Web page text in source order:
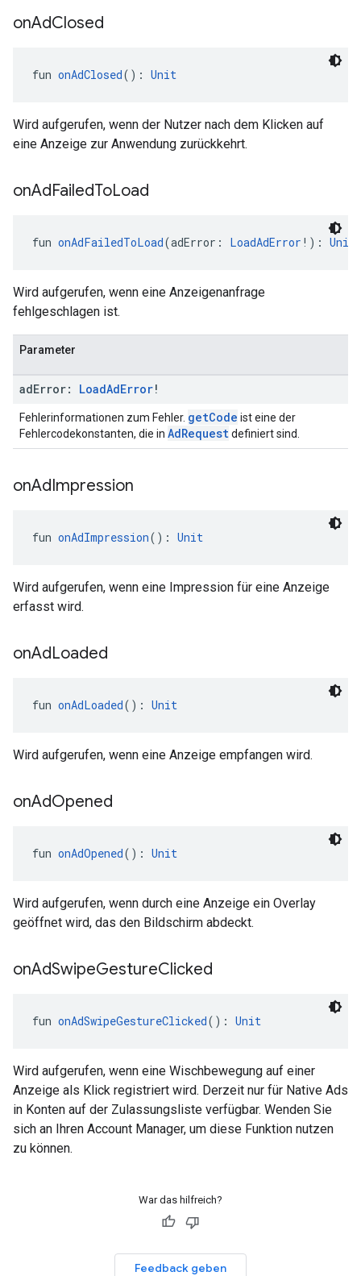
onAdClosed
fun onAdClosed(): Unit
Wird aufgerufen, wenn der Nutzer nach dem Klicken auf
eine Anzeige zur Anwendung zurückkehrt.
onAdFailedToLoad
fun onAdFailedToLoad(adError: LoadAdError !): Unit
Wird aufgerufen, wenn eine Anzeigenanfrage
fehlgeschlagen ist.
Parameter
adError: LoadAdError!
Fehlerinformationen zum Fehler. getCode ist eine der
Fehlercodekonstanten, die in AdRequestdefiniert sind.
onAdImpression
fun onAdImpression(): Unit
Wird aufgerufen, wenn eine Impression für eine Anzeige
erfasst wird.
onAdLoaded
fun onAdLoaded(): Unit
Wird aufgerufen, wenn eine Anzeige empfangen wird.
onAdOpened
fun onAdOpened(): Unit
Wird aufgerufen, wenn durch eine Anzeige ein Overlay
geöffnet wird, das den Bildschirm abdeckt.
onAdSwipeGestureClicked
fun onAdSwipeGestureClicked(): Unit
Wird aufgerufen, wenn eine Wischbewegung auf einer
Anzeige als Klick registriert wird. Derzeit nur für Native Ads
in Konten auf der Zulassungsliste verfügbar. Wenden Sie
sich an Ihren Account Manager, um diese Funktion nutzen
zu können.
War das hilfreich?
Feedback geben